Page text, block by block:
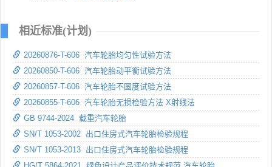
相近标准(计划)
20260876-T-606 汽车轮胎均匀性试验方法
20260850-T-606 汽车轮胎动平衡试验方法
20260857-T-606 汽车轮胎不圆度试验方法
20260855-T-606 汽车轮胎无损检验方法 X射线法
GB 9744-2024 载重汽车轮胎
SN/T 1053-2002 出口住房式汽车轮胎检验规程
SN/T 1053-2013 出口住房式汽车轮胎检验规程